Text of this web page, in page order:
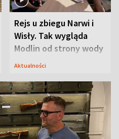
Rejs u zbiegu Narwi i
Wisły. Tak wygląda
Modlin od strony wody
Aktualności